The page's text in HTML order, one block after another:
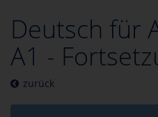
Deutsch für
A1 -
zurück